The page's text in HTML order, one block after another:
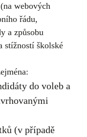
webových
řádu,
a způsobu
stížností školské
do voleb a
(v případě